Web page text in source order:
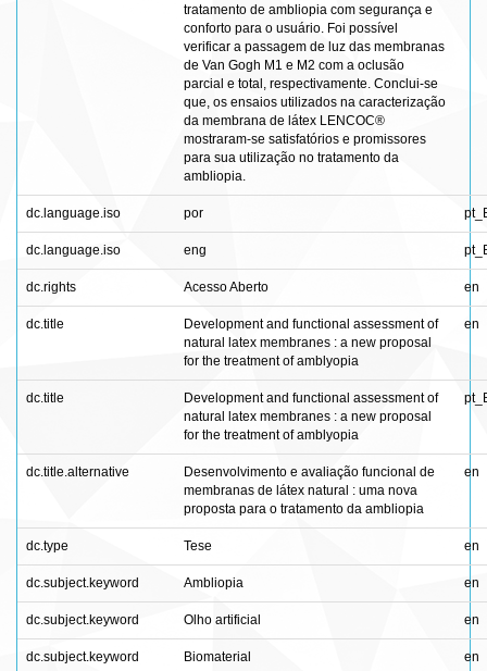
tratamento de ambliopia com segurança e
conforto para o usuário. Foi possível
verificar a passagem de luz das membranas
de Van Gogh M1 e M2 com a oclusão
parcial e total, respectivamente. Conclui-se
que, os ensaios utilizados na caracterização
da membrana de látex LENCOC®
mostraram-se satisfatórios e promissores
para sua utilização no tratamento da
ambliopia.
dc.language.iso por
dc.language.iso eng
dc.rights Acesso Aberto en
dc.title
Development and functional assessment of
natural latex membranes : a new proposal
for the treatment of amblyopia
en
dc.title
Development and functional assessment of
natural latex membranes : a new proposal
for the treatment of amblyopia
dc.title.alternative
Desenvolvimento e avaliação funcional de
membranas de látex natural : uma nova
proposta para o tratamento da ambliopia
en
dc.type Tese en
dc.subject.keyword Ambliopia en
dc.subject.keyword Olho artificial en
dc.subject.keyword Biomaterial en